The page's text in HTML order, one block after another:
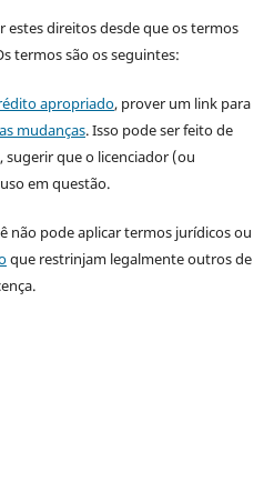
estes direitos desde que os termos
termos são os seguintes:
apropriado, prover um link para
mudanças. Isso pode ser feito de
que o licenciador (ou
em questão.
não pode aplicar termos jurídicos ou
que restrinjam legalmente outros de